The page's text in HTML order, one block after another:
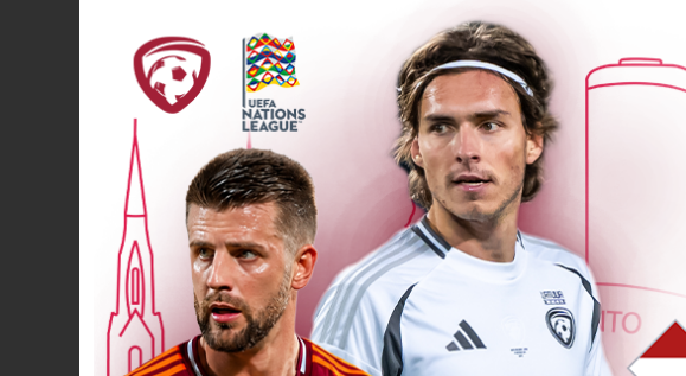
Dzeltenā kartīte
62’ Spēlētāja maiņa